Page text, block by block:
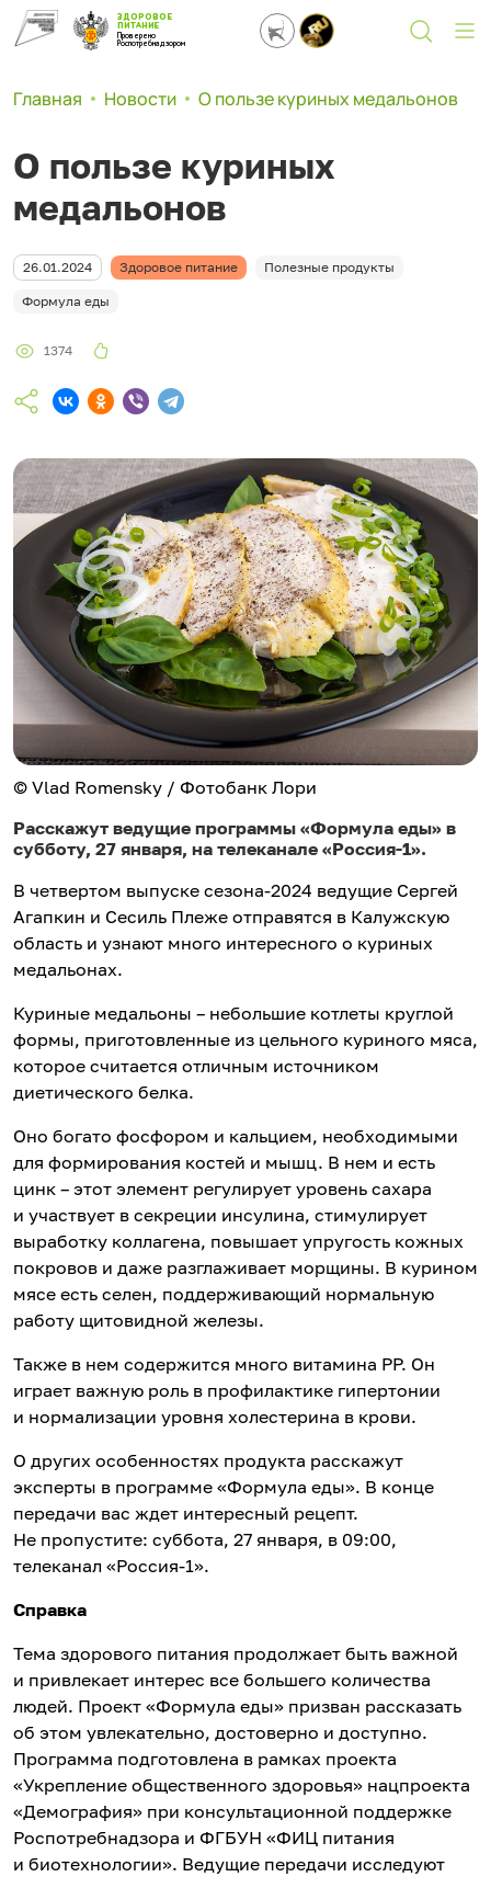
ЗДОРОВОЕ
ПИТАНИЕ
Проверено
Роспотребнадзором
Главная Новости О пользе куриных медальонов
О пользе куриных
медальонов
26.01.2024 Здоровое питание Полезные продукты
Формула еды
1374
© Vlad Romensky / Фотобанк Лори
Расскажут ведущие программы «Формула еды» в
субботу, 27 января, на телеканале «Россия-1».
В четвертом выпуске сезона-2024 ведущие Сергей
Агапкин и Сесиль Плеже отправятся в Калужскую
область и узнают много интересного о куриных
медальонах.
Куриные медальоны – небольшие котлеты круглой
формы, приготовленные из цельного куриного мяса,
которое считается отличным источником
диетического белка.
Оно богато фосфором и кальцием, необходимыми
для формирования костей и мышц. В нем и есть
цинк – этот элемент регулирует уровень сахара
и участвует в секреции инсулина, стимулирует
выработку коллагена, повышает упругость кожных
покровов и даже разглаживает морщины. В курином
мясе есть селен, поддерживающий нормальную
работу щитовидной железы.
Также в нем содержится много витамина РР. Он
играет важную роль в профилактике гипертонии
и нормализации уровня холестерина в крови.
О других особенностях продукта расскажут
эксперты в программе «Формула еды». В конце
передачи вас ждет интересный рецепт.
Не пропустите: суббота, 27 января, в 09:00,
телеканал «Россия-1».
Справка
Тема здорового питания продолжает быть важной
и привлекает интерес все большего количества
людей. Проект «Формула еды» призван рассказать
об этом увлекательно, достоверно и доступно.
Программа подготовлена в рамках проекта
«Укрепление общественного здоровья» нацпроекта
«Демография» при консультационной поддержке
Роспотребнадзора и ФГБУН «ФИЦ питания
и биотехнологии». Ведущие передачи исследуют